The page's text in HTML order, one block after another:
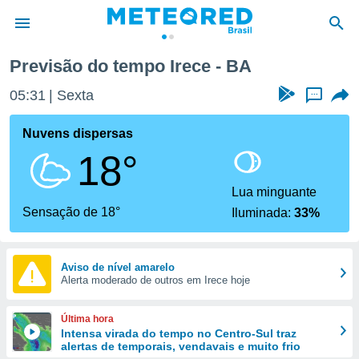
da
fornecidas
a este
das
e
forma
digital
Previsão do tempo Irece - BA
05:31 Sexta ...
Nuvens dispersas
18°
Sensação de 18°
Lua minguante
Iluminada:33%
Aviso de nível amarelo
Alerta moderado de outros em Irece hoje
Última hora
Intensa virada do tempo no Centro-Sul traz
alertas de temporais, vendavais e muito frio